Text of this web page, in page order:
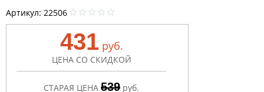
Артикул: 22506
431 руб.
ЦЕНА СО СКИДКОЙ
СТАРАЯ ЦЕНА 539 руб.